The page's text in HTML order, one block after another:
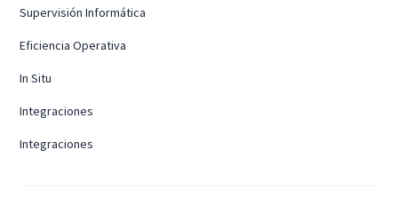
Supervisión Informática
Eficiencia Operativa
In Situ
Integraciones
Integraciones